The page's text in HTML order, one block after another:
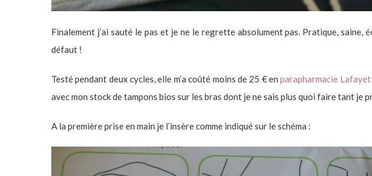
Finalement j’ai sauté le pas et je ne le regrette absolument pas. Pratique, saine,
défaut !
Testé pendant deux cycles, elle m’a coûté moins de 25 € enparapharmacie
avec mon stock de tampons bios sur les bras dont je ne sais plus quoi faire tant je
A la première prise en main je l’insère comme indiqué sur le schéma :